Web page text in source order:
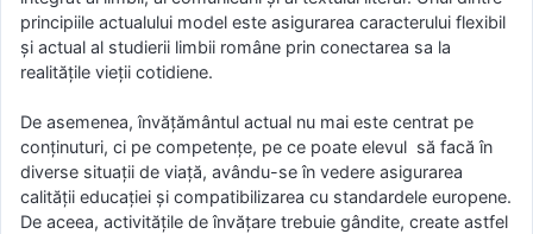
principiile actualului model este asigurarea caracterului flexibil
şi actual al studierii limbii române prin conectarea sa la
realităţile vieţii cotidiene.
De asemenea, învăţământul actual nu mai este centrat pe
conţinuturi, ci pe competenţe, pe ce poate elevul să facă în
diverse situaţii de viaţă, avându-se în vedere asigurarea
calităţii educaţiei şi compatibilizarea cu standardele europene.
De aceea, activităţile de învăţare trebuie gândite, create astfel